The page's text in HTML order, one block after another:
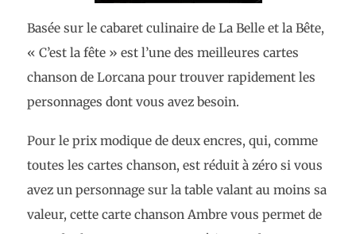
Basée sur le cabaret culinaire de La Belle et la Bête,
« C’est la fête » est l’une des meilleures cartes
chanson de Lorcana pour trouver rapidement les
personnages dont vous avez besoin.
Pour le prix modique de deux encres, qui, comme
toutes les cartes chanson, est réduit à zéro si vous
avez un personnage sur la table valant au moins sa
valeur, cette carte chanson Ambre vous permet de